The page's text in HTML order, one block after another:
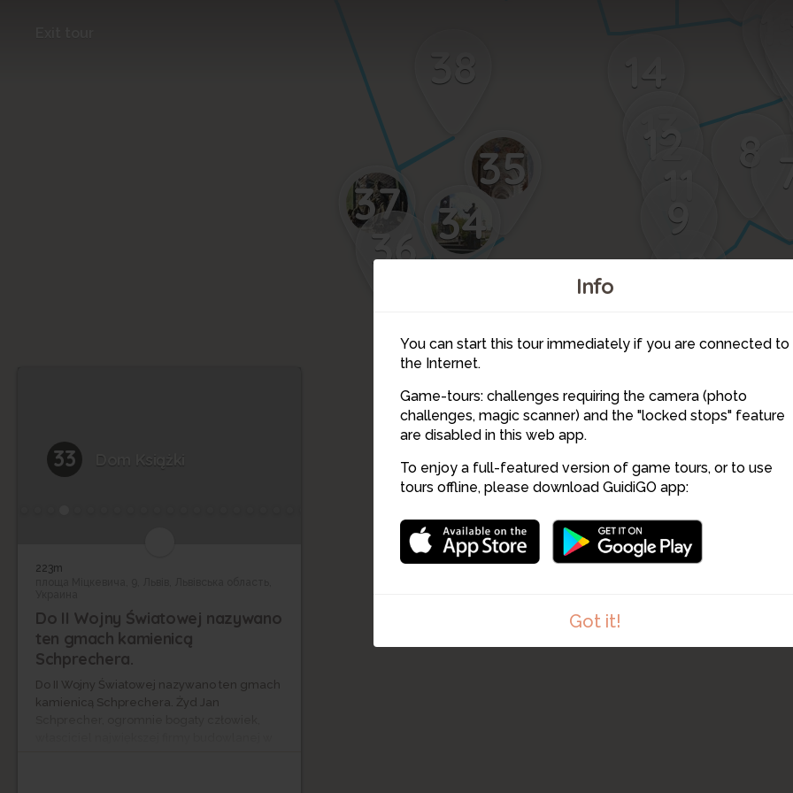
Info
You can start this tour immediately if you are connected to
the Internet.
Game-tours: challenges requiring the camera (photo
challenges, magic scanner) and the "locked stops" feature
are disabled in this web app.
To enjoy a full-featured version of game tours, or to use
tours offline, please download GuidiGO app:
Got it!
38
37
36
35
34
33
32
31
14
13
12
11
10
9
8 7
33 Dom Książki
223m
Do II Wojny Światowej nazywano
ten gmach kamienicą
Schprechera.
Do II Wojny Światowej nazywano ten gmach
kamienicą Schprechera. Żyd Jan